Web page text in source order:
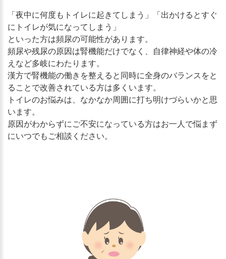
「夜中に何度もトイレに起きてしまう」「出かけるとすぐ
にトイレが気になってしまう」
といった方は頻尿の可能性があります。
頻尿や残尿の原因は腎機能だけでなく、自律神経や体の冷
えなど多岐にわたります。
漢方で腎機能の働きを整えると同時に全身のバランスをと
ることで改善されている方は多くいます。
トイレのお悩みは、なかなか周囲に打ち明けづらいかと思
います。
原因がわからずにご不安になっている方はお一人で悩まず
にいつでもご相談ください。